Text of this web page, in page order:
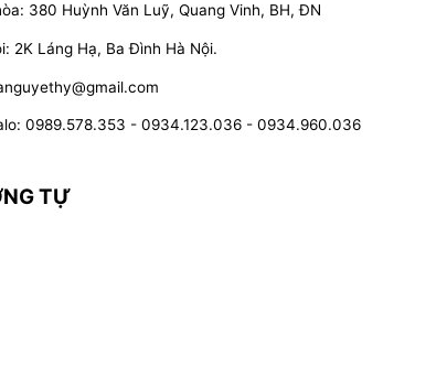
380 Huỳnh Văn Luỹ, Quang Vinh, BH, ĐN
2K Láng Hạ, Ba Đình Hà Nội.
0989.578.353 - 0934.123.036 - 0934.960.036
TỰ